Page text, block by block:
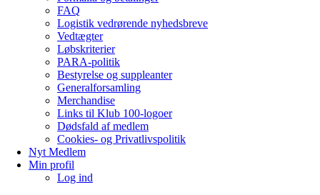
FAQ
Logistik vedrørende nyhedsbreve
Vedtægter
Løbskriterier
PARA-politik
Bestyrelse og suppleanter
Generalforsamling
Merchandise
Links til Klub 100-logoer
Dødsfald af medlem
Cookies- og Privatlivspolitik
Nyt Medlem
Min profil
Log ind